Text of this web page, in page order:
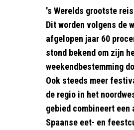
's Werelds grootste
Dit worden volgens de
afgelopen jaar 60
stond bekend om zijn
weekendbestemming
Ook steeds meer
de regio in het
gebied combineert een
Spaanse eet- en